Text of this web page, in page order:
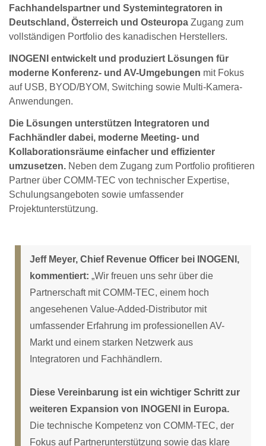
Fachhandelspartner und Systemintegratoren in
Deutschland, Österreich und Osteuropa Zugang zum
vollständigen Portfolio des kanadischen Herstellers.
INOGENI entwickelt und produziert Lösungen für
moderne Konferenz- und AV-Umgebungen mit Fokus
auf USB, BYOD/BYOM, Switching sowie Multi-Kamera-
Anwendungen.
Die Lösungen unterstützen Integratoren und
Fachhändler dabei, moderne Meeting- und
Kollaborationsräume einfacher und effizienter
umzusetzen. Neben dem Zugang zum Portfolio profitieren
Partner über COMM-TEC von technischer Expertise,
Schulungsangeboten sowie umfassender
Projektunterstützung.
Jeff Meyer, Chief Revenue Officer bei INOGENI,
kommentiert: „Wir freuen uns sehr über die
Partnerschaft mit COMM-TEC, einem hoch
angesehenen Value-Added-Distributor mit
umfassender Erfahrung im professionellen AV-
Markt und einem starken Netzwerk aus
Integratoren und Fachhändlern.
Diese Vereinbarung ist ein wichtiger Schritt zur
weiteren Expansion von INOGENI in Europa.
Die technische Kompetenz von COMM-TEC, der
Fokus auf Partnerunterstützung sowie das klare